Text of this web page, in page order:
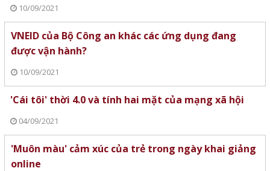
10/09/2021
VNEID của Bộ Công an khác các ứng dụng đang
được vận hành?
10/09/2021
'Cái tôi' thời 4.0 và tính hai mặt của mạng xã hội
04/09/2021
'Muôn màu' cảm xúc của trẻ trong ngày khai giảng
online